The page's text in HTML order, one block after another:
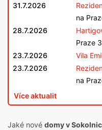
31.7.2026
na
28.7.2026
Praze 3
23.7.2026
Vila
23.7.2026
na
Více aktualit
Jaké nové domy v